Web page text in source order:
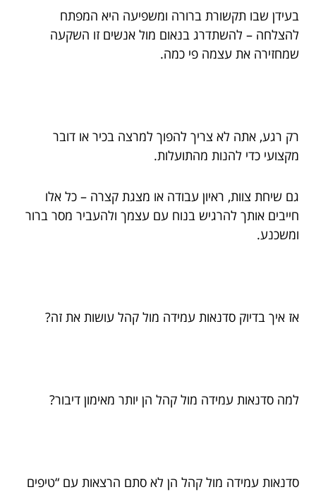
בעידן שבו תקשורת ברורה ומשפיעה היא המפתח
להצלחה – להשתדרג בנאום מול אנשים זו השקעה
שמחזירה את עצמה פי כמה.
רק רגע, אתה לא צריך להפוך למרצה בכיר או דובר
מקצועי כדי להנות מהתועלות.
גם שיחת צוות, ראיון עבודה או מצגת קצרה – כל אלו
חייבים אותך להרגיש בנוח עם עצמך ולהעביר מסר ברור
ומשכנע.
אז איך בדיוק סדנאות עמידה מול קהל עושות את זה?
למה סדנאות עמידה מול קהל הן יותר מאימון דיבור?
סדנאות עמידה מול קהל הן לא סתם הרצאות עם “טיפים